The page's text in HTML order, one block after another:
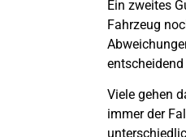
Ein zweites
Fahrzeug
entscheidend
Viele gehen
immer der